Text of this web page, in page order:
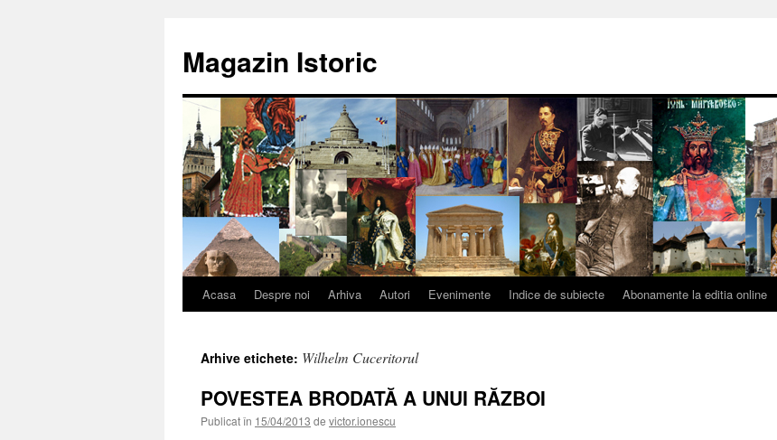
conținut
Magazin Istoric
Acasa Despre noi Arhiva Autori Evenimente Indice de subiecte Abonamente la editia online
Arhive etichete: Wilhelm Cuceritorul
POVESTEA BRODATĂ A UNUI RĂZBOI
Publicat în 15/04/2013 de victor.ionescu